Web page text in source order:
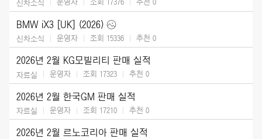
신차소식
BMW iX3 [UK] (2026)
신차소식 운영자 조회 15336 추천 0
2026년 2월 KG모빌리티 판매 실적
자료실 운영자 조회 17323 추천 0
2026년 2월 한국GM 판매 실적
자료실 운영자 조회 17210 추천 0
2026년 2월 르노코리아 판매 실적